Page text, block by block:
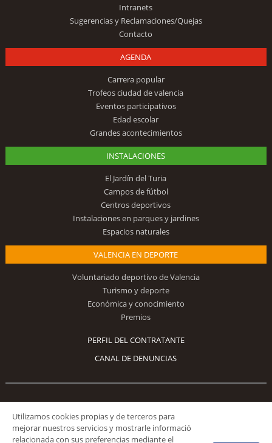
Intranets
Sugerencias y Reclamaciones/Quejas
Contacto
AGENDA
Carrera popular
Trofeos ciudad de valencia
Eventos participativos
Edad escolar
Grandes acontecimientos
INSTALACIONES
El Jardín del Turia
Campos de fútbol
Centros deportivos
Instalaciones en parques y jardines
Espacios naturales
VALENCIA EN DEPORTE
Voluntariado deportivo de Valencia
Turismo y deporte
Económica y conocimiento
Premios
PERFIL DEL CONTRATANTE
CANAL DE DENUNCIAS
Síguenos
Utilizamos cookies propias y de terceros para
mejorar nuestros servicios y mostrarle informació
relacionada con sus preferencias mediante el